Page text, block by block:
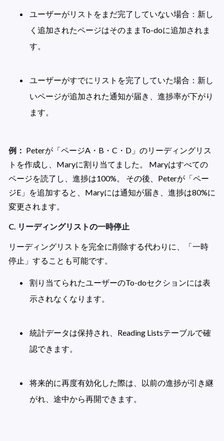
ユーザーがリストをまだ完了していない場合：新し
く追加されたページはそのままTo-doに追加されま
す。
ユーザーがすでにリストを完了していた場合：新し
いページが追加された通知が届き、進捗率が下がり
ます。
例： Peterが「ページA・B・C・D」のリーディングリス
トを作成し、Maryに割り当てました。 Maryはすべての
ページを読了し、進捗は100%。 その後、Peterが「ペー
ジE」を追加すると、Maryには通知が届き、進捗は80%に
変更されます。
C. リーディングリストの一時停止
リーディングリストを完全に削除する代わりに、「一時
停止」することも可能です。
割り当てられたユーザーのTo-doセクションには表
示されなくなります。
統計データは保持され、Reading Listsテーブルで確
認できます。
将来的に再度有効化した際は、以前の進捗が引き継
がれ、途中から再開できます。